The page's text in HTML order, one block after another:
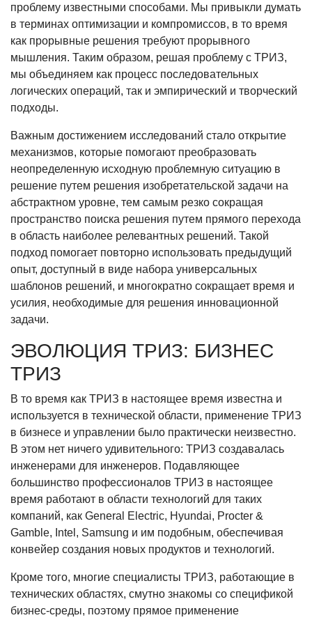
проблему известными способами. Мы привыкли думать
в терминах оптимизации и компромиссов, в то время
как прорывные решения требуют прорывного
мышления. Таким образом, решая проблему с ТРИЗ,
мы объединяем как процесс последовательных
логических операций, так и эмпирический и творческий
подходы.
Важным достижением исследований стало открытие
механизмов, которые помогают преобразовать
неопределенную исходную проблемную ситуацию в
решение путем решения изобретательской задачи на
абстрактном уровне, тем самым резко сокращая
пространство поиска решения путем прямого перехода
в область наиболее релевантных решений. Такой
подход помогает повторно использовать предыдущий
опыт, доступный в виде набора универсальных
шаблонов решений, и многократно сокращает время и
усилия, необходимые для решения инновационной
задачи.
ЭВОЛЮЦИЯ ТРИЗ: БИЗНЕС
ТРИЗ
В то время как ТРИЗ в настоящее время известна и
используется в технической области, применение ТРИЗ
в бизнесе и управлении было практически неизвестно.
В этом нет ничего удивительного: ТРИЗ создавалась
инженерами для инженеров. Подавляющее
большинство профессионалов ТРИЗ в настоящее
время работают в области технологий для таких
компаний, как General Electric, Hyundai, Procter &
Gamble, Intel, Samsung и им подобным, обеспечивая
конвейер создания новых продуктов и технологий.
Кроме того, многие специалисты ТРИЗ, работающие в
технических областях, смутно знакомы со спецификой
бизнес-среды, поэтому прямое применение